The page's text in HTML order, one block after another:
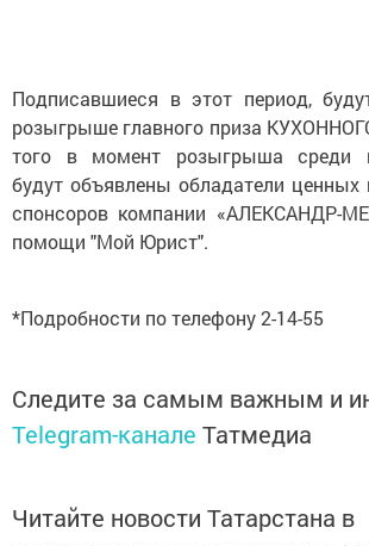
Подписавшиеся в этот период,
розыгрыше главного приза
того в момент розыгрыша среди
будут объявлены обладатели ценных
спонсоров компании «АЛЕКСАНДР-
помощи "Мой Юрист".
*Подробности по телефону 2-14-55
Следите за самым важным и
Telegram-канале Татмедиа
Читайте новости Татарстана в